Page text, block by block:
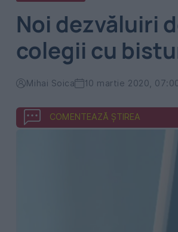
Noi dezvăluiri
colegii cu
Mihai Soica 10 martie 2020,
COMENTEAZĂ ȘTIREA